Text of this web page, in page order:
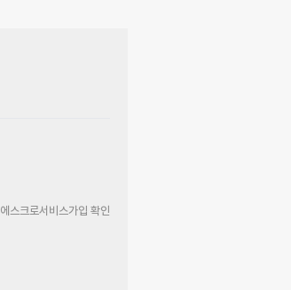
에스크로서비스가입 확인